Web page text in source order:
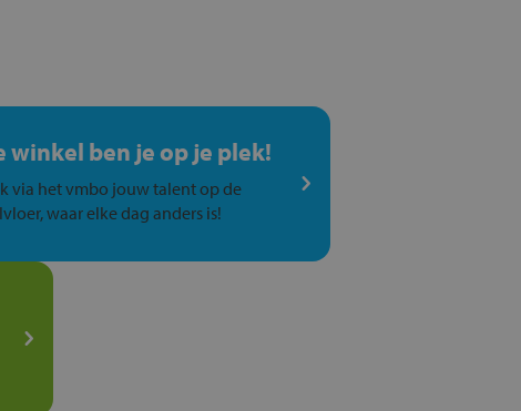
winkel ben je op je plek!
via het vmbo jouw talent op de
waar elke dag anders is!